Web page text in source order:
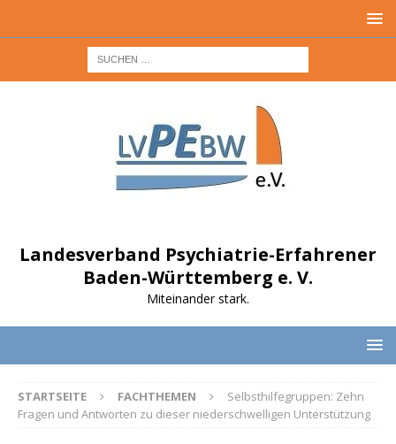
Landesverband Psychiatrie-Erfahrener
Baden-Württemberg e. V.
Miteinander stark.
STARTSEITE FACHTHEMEN
Selbsthilfegruppen: Zehn
Fragen und Antworten zu dieser niederschwelligen Unterstützung